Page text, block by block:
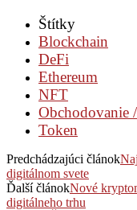
Štítky
Blockchain
DeFi
Ethereum
NFT
Obchodovanie
Token
Predchádzajúci článok
digitálnom svete
Ďalší článokNové
digitálneho trhu